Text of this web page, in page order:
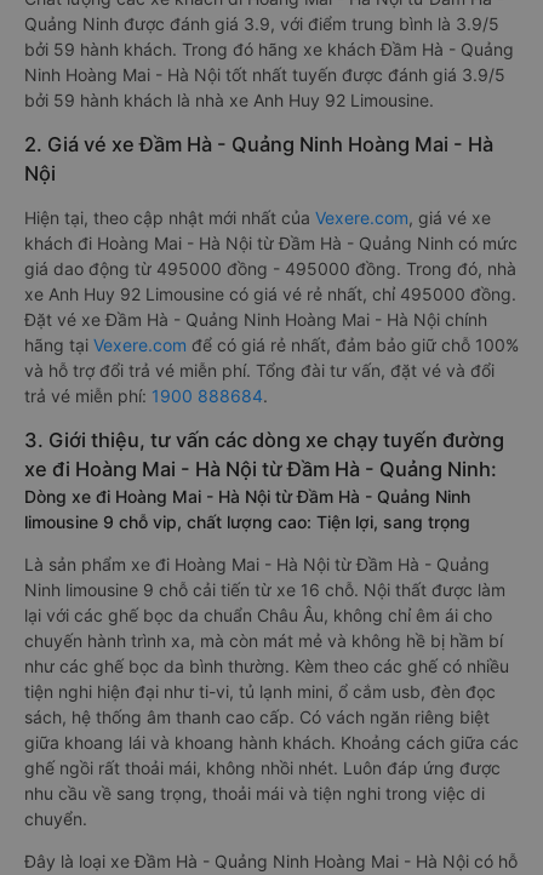
Quảng Ninh được đánh giá 3.9, với điểm trung bình là 3.9/5
bởi 59 hành khách. Trong đó hãng xe khách Đầm Hà - Quảng
Ninh Hoàng Mai - Hà Nội tốt nhất tuyến được đánh giá 3.9/5
bởi 59 hành khách là nhà xe Anh Huy 92 Limousine.
2. Giá vé xe Đầm Hà - Quảng Ninh Hoàng Mai - Hà
Nội
Hiện tại, theo cập nhật mới nhất của Vexere.com, giá vé xe
khách đi Hoàng Mai - Hà Nội từ Đầm Hà - Quảng Ninh có mức
giá dao động từ 495000 đồng - 495000 đồng. Trong đó, nhà
xe Anh Huy 92 Limousine có giá vé rẻ nhất, chỉ 495000 đồng.
Đặt vé xe Đầm Hà - Quảng Ninh Hoàng Mai - Hà Nội chính
hãng tại Vexere.com để có giá rẻ nhất, đảm bảo giữ chỗ 100%
và hỗ trợ đổi trả vé miễn phí. Tổng đài tư vấn, đặt vé và đổi
trả vé miễn phí: 1900 888684.
3. Giới thiệu, tư vấn các dòng xe chạy tuyến đường
xe đi Hoàng Mai - Hà Nội từ Đầm Hà - Quảng Ninh:
Dòng xe đi Hoàng Mai - Hà Nội từ Đầm Hà - Quảng Ninh
limousine 9 chỗ vip, chất lượng cao: Tiện lợi, sang trọng
Là sản phẩm xe đi Hoàng Mai - Hà Nội từ Đầm Hà - Quảng
Ninh limousine 9 chỗ cải tiến từ xe 16 chỗ. Nội thất được làm
lại với các ghế bọc da chuẩn Châu Âu, không chỉ êm ái cho
chuyến hành trình xa, mà còn mát mẻ và không hề bị hầm bí
như các ghế bọc da bình thường. Kèm theo các ghế có nhiều
tiện nghi hiện đại như ti-vi, tủ lạnh mini, ổ cắm usb, đèn đọc
sách, hệ thống âm thanh cao cấp. Có vách ngăn riêng biệt
giữa khoang lái và khoang hành khách. Khoảng cách giữa các
ghế ngồi rất thoải mái, không nhồi nhét. Luôn đáp ứng được
nhu cầu về sang trọng, thoải mái và tiện nghi trong việc di
chuyển.
Đây là loại xe Đầm Hà - Quảng Ninh Hoàng Mai - Hà Nội có hỗ